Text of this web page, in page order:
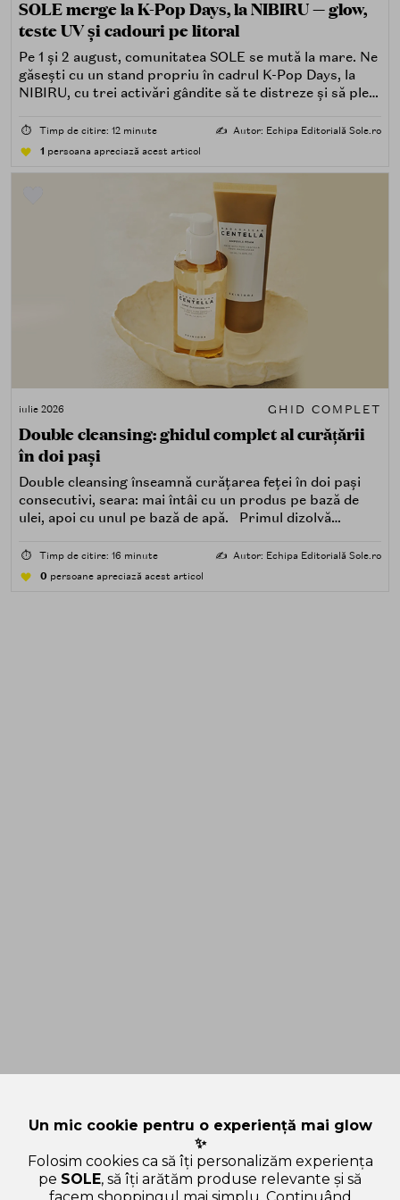
SOLE merge la K-Pop Days, la NIBIRU — glow,
teste UV și cadouri pe litoral
Pe 1 și 2 august, comunitatea SOLE se mută la mare. Ne
găsești cu un stand propriu în cadrul K-Pop Days, la
NIBIRU, cu trei activări gândite să te distreze și să pleci
⏱️ Timp de citire: 12 minute ✍️ Autor: Echipa Editorială Sole.ro
1 persoana apreciază acest articol
iulie 2026 GHID COMPLET
Double cleansing: ghidul complet al curățării
în doi pași
Double cleansing înseamnă curățarea feței în doi pași
consecutivi, seara: mai întâi cu un produs pe bază de
ulei, apoi cu unul pe bază de apă. Primul dizolvă
poluare. Al doilea îndepărtează impuritățile solubile în
⏱️ Timp de citire: 16 minute ✍️ Autor: Echipa Editorială Sole.ro
0 persoane apreciază acest articol
Un mic cookie pentru o experiență mai glow
✨
Folosim cookies ca să îți personalizăm experiența
pe SOLE, să îți arătăm produse relevante și să